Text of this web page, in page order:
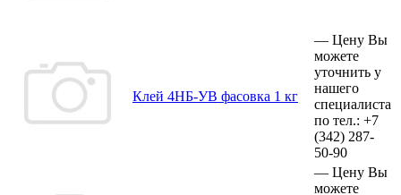
Клей 4НБ-УВ фасовка 1 кг
— Цену Вы
можете
уточнить у
нашего
специалиста
по тел.: +7
(342) 287-
50-90
— Цену Вы
можете